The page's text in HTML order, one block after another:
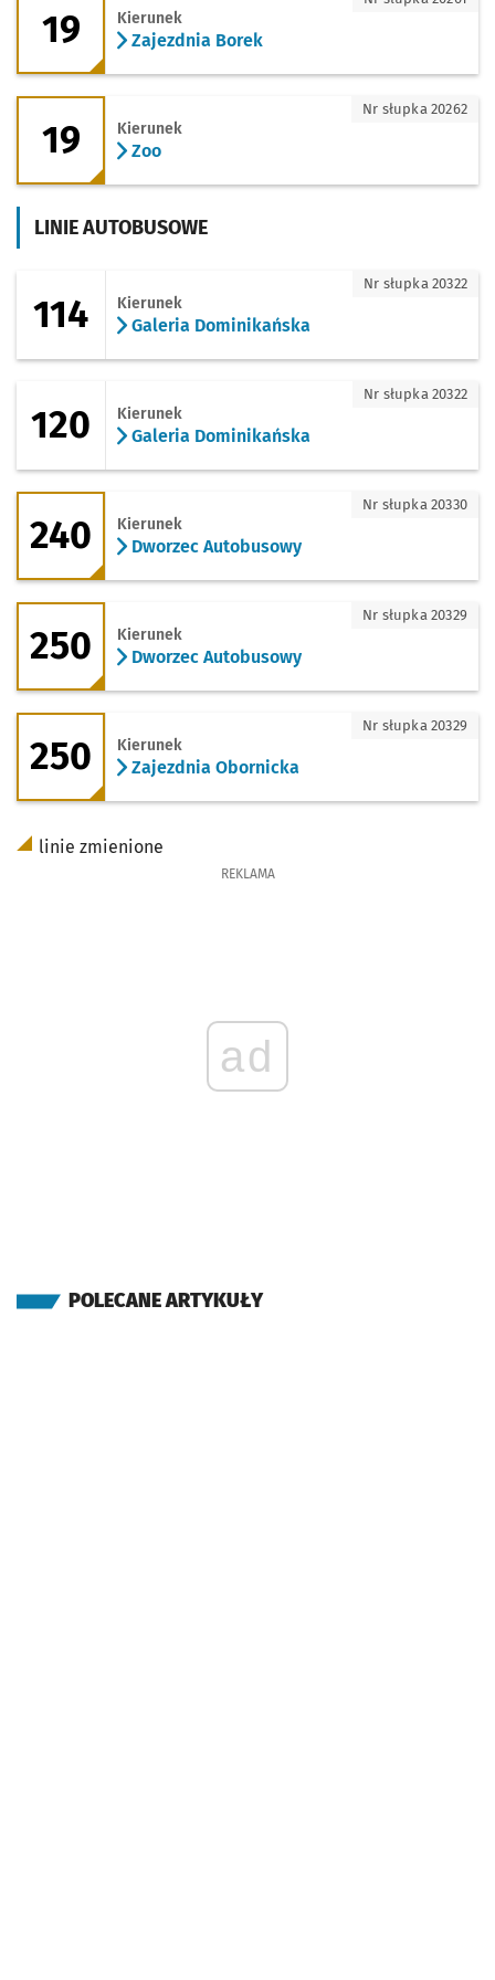
19 Kierunek
Zajezdnia Borek
19 - kierunek Zoo
19 Kierunek
Zoo
Nr słupka 20262
LINIE AUTOBUSOWE
114 - kierunek Galeria Dominikańska
114 Kierunek
Galeria Dominikańska
Nr słupka 20322
120 - kierunek Galeria Dominikańska
120 Kierunek
Galeria Dominikańska
Nr słupka 20322
240 - kierunek Dworzec Autobusowy
240 Kierunek
Dworzec Autobusowy
Nr słupka 20330
250 - kierunek Dworzec Autobusowy
250 Kierunek
Dworzec Autobusowy
Nr słupka 20329
250 - kierunek Zajezdnia Obornicka
250 Kierunek
Zajezdnia Obornicka
Nr słupka 20329
linie zmienione
REKLAMA
ad
POLECANE ARTYKUŁY